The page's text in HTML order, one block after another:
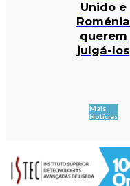
Unido e
Roménia
querem
julgá-los
Mais
Notícias